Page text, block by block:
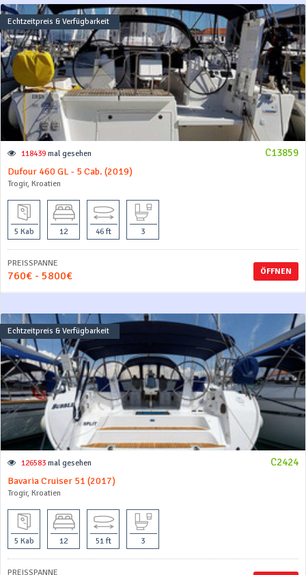
Echtzeitpreis & Verfügbarkeit
C13859
118439 mal gesehen
Dufour 460 GL - 5 Cab. (2019)
Trogir, Kroatien
5 Kab 12 46 ft 3
ÖFFNEN
PREISSPANNE
760€ - 5800€
Echtzeitpreis & Verfügbarkeit
C2424
126583 mal gesehen
Bavaria Cruiser 51 (2017)
Trogir, Kroatien
5 Kab 12 51 ft 3
PREISSPANNE